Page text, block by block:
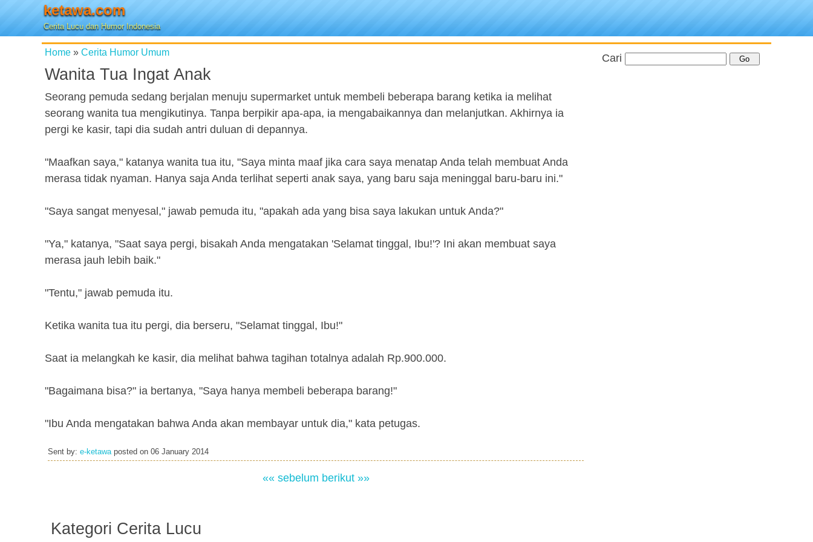
ketawa.com
Cerita Lucu dan Humor Indonesia
Home » Cerita Humor Umum
Wanita Tua Ingat Anak
Seorang pemuda sedang berjalan menuju supermarket untuk membeli beberapa barang ketika ia melihat
seorang wanita tua mengikutinya. Tanpa berpikir apa-apa, ia mengabaikannya dan melanjutkan. Akhirnya ia
pergi ke kasir, tapi dia sudah antri duluan di depannya.
"Maafkan saya," katanya wanita tua itu, "Saya minta maaf jika cara saya menatap Anda telah membuat Anda
merasa tidak nyaman. Hanya saja Anda terlihat seperti anak saya, yang baru saja meninggal baru-baru ini."
"Saya sangat menyesal," jawab pemuda itu, "apakah ada yang bisa saya lakukan untuk Anda?"
"Ya," katanya, "Saat saya pergi, bisakah Anda mengatakan 'Selamat tinggal, Ibu!'? Ini akan membuat saya
merasa jauh lebih baik."
"Tentu," jawab pemuda itu.
Ketika wanita tua itu pergi, dia berseru, "Selamat tinggal, Ibu!"
Saat ia melangkah ke kasir, dia melihat bahwa tagihan totalnya adalah Rp.900.000.
"Bagaimana bisa?" ia bertanya, "Saya hanya membeli beberapa barang!"
"Ibu Anda mengatakan bahwa Anda akan membayar untuk dia," kata petugas.
Sent by: e-ketawaposted on 06 January 2014
«« sebelum berikut »»
Cari
Kategori Cerita Lucu